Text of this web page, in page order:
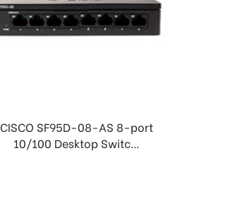
CISCO SF95D-08-AS 8-port
10/100 Desktop Switc...